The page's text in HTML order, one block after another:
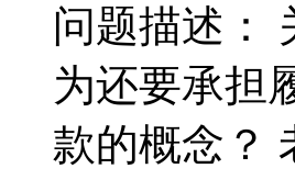
问题描述：
为还要承担
款的概念？